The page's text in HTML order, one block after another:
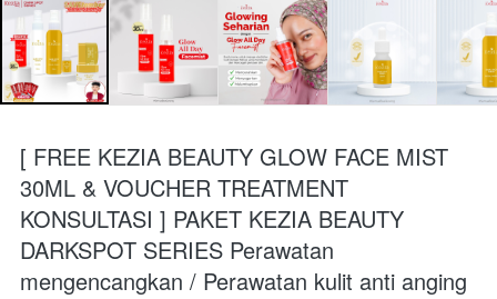
[ FREE KEZIA BEAUTY GLOW FACE MIST
30ML & VOUCHER TREATMENT
KONSULTASI ] PAKET KEZIA BEAUTY
DARKSPOT SERIES Perawatan
mengencangkan / Perawatan kulit anti anging